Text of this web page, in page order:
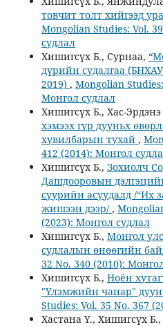
товчит толт хийгээд
Mongolian Studies: Vol.
судлал
Хишигсүх Б., Сурнаа,
дүрийн судалгаа
2019) , Mongolian
Монгол судлал
Хишигсүх Б., Хас-Эрдэнэ
хэмээх гүр дууньх
хувилбарын тухай ,
412 (2014): Монгол
Хишигсүх Б., Зохиолч
Дашдооровын
суурийн асуудалд /“Их
жишээн дээр/ ,
(2023): Монгол судлал
Хишигсүх Б., Монгол
судлалын өнөөгийн
32 No. 340 (2010):
Хишигсүх Б., Ноён
"Үлэмжийн чанар"
Studies: Vol. 35 No. 367
Хастана Ү., Хишигсүх Б.,